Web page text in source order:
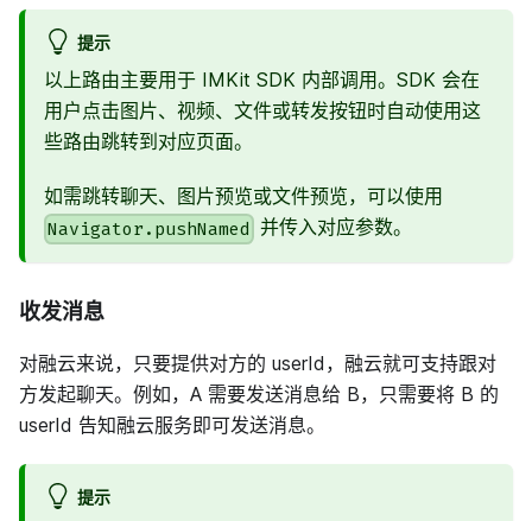
提示
以上路由主要用于 IMKit SDK 内部调用。SDK 会在
用户点击图片、视频、文件或转发按钮时自动使用这
些路由跳转到对应页面。
如需跳转聊天、图片预览或文件预览，可以使用
Navigator.pushNamed 并传入对应参数。
收发消息
对融云来说，只要提供对方的 userId，融云就可支持跟对
方发起聊天。例如，A 需要发送消息给 B，只需要将 B 的
userId 告知融云服务即可发送消息。
提示